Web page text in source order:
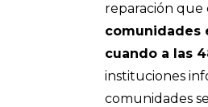
reparación que
comunidades
cuando a las
instituciones
comunidades